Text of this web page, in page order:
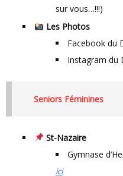
sur vous…!!!)
Les Photos
Facebook du
Instagram du
Seniors Féminines
St-Nazaire
Gymnase
ici